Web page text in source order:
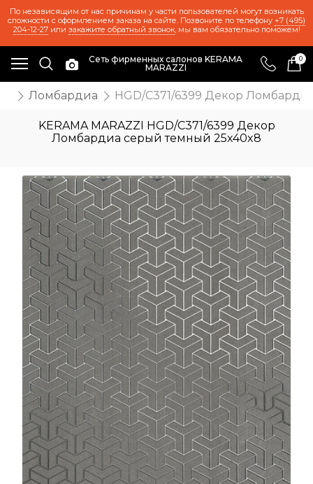
По независящим от нас причинам у части пользователей могут возникать
сложности с оформлением заказа на сайте. Позвоните по телефону +7 (495)
204-12-27или закажите обратный звонок, мы вам обязательно поможем!
Сеть фирменных салонов KERAMA
MARAZZI
0
Ломбардиа HGD/C371/6399 Декор
KERAMA MARAZZI HGD/C371/6399 Декор
Ломбардиа серый темный 25x40x8